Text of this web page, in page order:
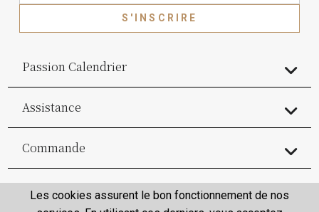
S'INSCRIRE
Passion Calendrier
Assistance
Commande
Commande
Les cookies assurent le bon fonctionnement de nos